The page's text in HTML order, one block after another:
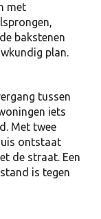
met
bakstenen
plan.
tussen
iets
Met twee
ontstaat
de straat. Een
is tegen